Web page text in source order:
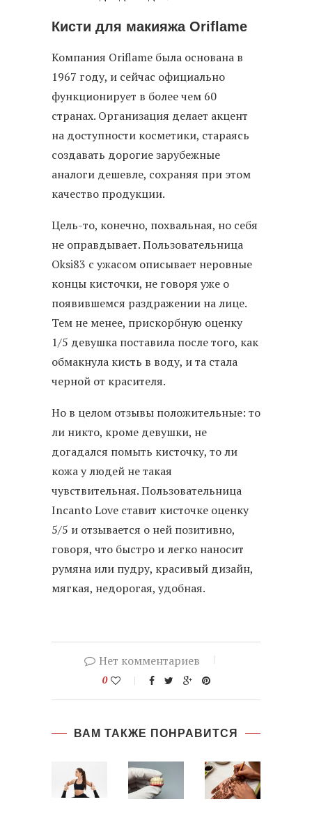
Кисти для макияжа Oriflame
Компания Oriflame была основана в
1967 году, и сейчас официально
функционирует в более чем 60
странах. Организация делает акцент
на доступности косметики, стараясь
создавать дорогие зарубежные
аналоги дешевле, сохраняя при этом
качество продукции.
Цель-то, конечно, похвальная, но себя
не оправдывает. Пользовательница
Oksi83 с ужасом описывает неровные
концы кисточки, не говоря уже о
появившемся раздражении на лице.
Тем не менее, прискорбную оценку
1/5 девушка поставила после того, как
обмакнула кисть в воду, и та стала
черной от красителя.
Но в целом отзывы положительные: то
ли никто, кроме девушки, не
догадался помыть кисточку, то ли
кожа у людей не такая
чувствительная. Пользовательница
Incanto Love ставит кисточке оценку
5/5 и отзывается о ней позитивно,
говоря, что быстро и легко наносит
румяна или пудру, красивый дизайн,
мягкая, недорогая, удобная.
Нет комментариев
0
ВАМ ТАКЖЕ ПОНРАВИТСЯ